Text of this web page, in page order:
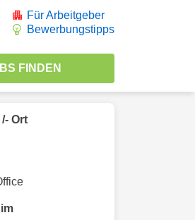
Für Arbeitgeber
Bewerbungstipps
Ort